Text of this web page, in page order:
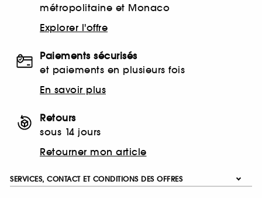
métropolitaine et Monaco
Explorer l'offre
Paiements sécurisés
et paiements en plusieurs fois
En savoir plus
Retours
sous 14 jours
Retourner mon article
SERVICES, CONTACT ET CONDITIONS DES OFFRES